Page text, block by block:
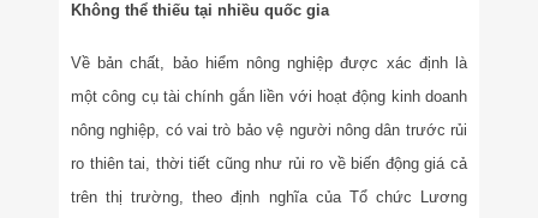
Không thể thiếu tại nhiều quốc gia
Về bản chất, bảo hiểm nông nghiệp được xác định là
một công cụ tài chính gắn liền với hoạt động kinh doanh
nông nghiệp, có vai trò bảo vệ người nông dân trước rủi
ro thiên tai, thời tiết cũng như rủi ro về biến động giá cả
trên thị trường, theo định nghĩa của Tổ chức Lương